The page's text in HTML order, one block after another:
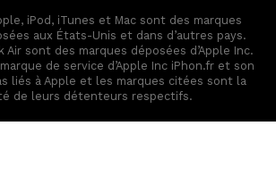
iPod, iTunes et Mac sont des marques
aux États-Unis et dans d’autres pays.
Air sont des marques déposées d’Apple Inc.
de service d’Apple Inc iPhon.fr et son
liés à Apple et les marques citées sont la
de leurs détenteurs respectifs.